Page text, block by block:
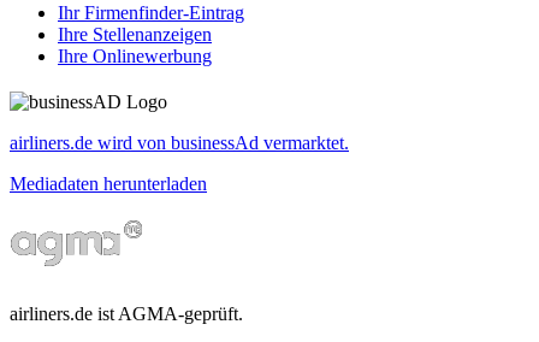
Ihr Firmenfinder-Eintrag
Ihre Stellenanzeigen
Ihre Onlinewerbung
airliners.de wird von businessAd vermarktet.
Mediadaten herunterladen
airliners.de ist AGMA-geprüft.